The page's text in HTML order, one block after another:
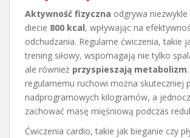
Aktywność fizyczna odgrywa
diecie 800 kcal, wpływając na
odchudzania. Regularne ćwiczenia, takie
trening siłowy, wspomagają nie tylko
ale również przyspieszają metabolizm
regularnemu ruchowi można skuteczniej
nadprogramowych kilogramów, a
zachować masę mięśniową podczas
Ćwiczenia cardio, takie jak bieganie czy